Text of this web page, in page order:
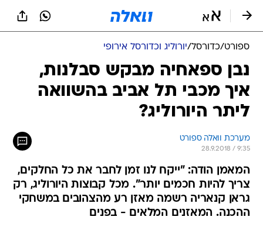
ספורט/כדורסל/יורוליג וכדורסל אירופי
נבן ספאחיה מבקש סבלנות,
איך מכבי תל אביב בהשוואה
ליתר היורוליג?
מערכת וואלה ספורט
28.9.2018 / 9:35
המאמן הודה: "ייקח לנו זמן לחבר את כל החלקים,
צריך להיות חכמים יותר". מכל קבוצות היורוליג, רק
גראן קנאריה רשמה מאזן רע מהצהובים במשחקי
ההכנה. המאזנים המלאים - בפנים